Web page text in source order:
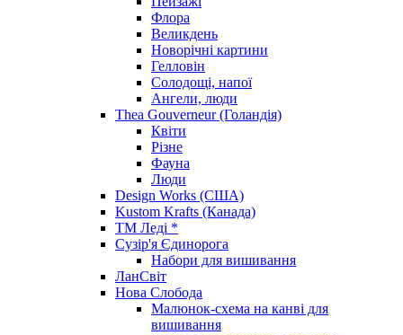
Флора
Великдень
Новорічні картини
Гелловін
Солодощі, напої
Ангели, люди
Thea Gouverneur (Голандія)
Квіти
Різне
Фауна
Люди
Design Works (США)
Kustom Krafts (Канада)
ТМ Леді *
Сузір'я Єдинорога
Набори для вишивання
ЛанСвіт
Нова Слобода
Малюнок-схема на канві для
вишивання